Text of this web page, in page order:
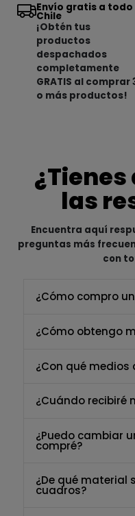
Envío gratis a todo
Chile
¡Obtén tus
productos
despachados
completamente
GRATIS al comprar
o más productos!
las
Encuentra aquí
preguntas más
con
¿Cómo compro
¿Cómo obtengo
¿Con qué
¿Cuándo recibiré
¿Puedo cambiar
compré?
¿De qué material
cuadros?